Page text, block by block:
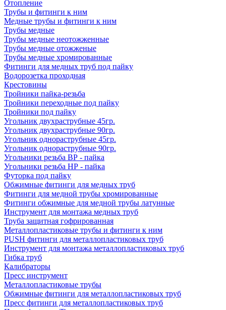
Отопление
Трубы и фитинги к ним
Медные трубы и фитинги к ним
Трубы медные
Трубы медные неотожженные
Трубы медные отожженые
Трубы медные хромированные
Фитинги для медных труб под пайку
Водорозетка проходная
Крестовины
Тройники пайка-резьба
Тройники переходные под пайку
Тройники под пайку
Угольник двухраструбные 45гр.
Угольник двухраструбные 90гр.
Угольник однораструбные 45гр.
Угольник однораструбные 90гр.
Угольники резьба ВР - пайка
Угольники резьба НР - пайка
Футорка под пайку
Обжимные фитинги для медных труб
Фитинги для медной трубы хромированные
Фитинги обжимные для медной трубы латунные
Инструмент для монтажа медных труб
Труба защитная гофрированная
Металлопластиковые трубы и фитинги к ним
PUSH фитинги для металлопластиковых труб
Инструмент для монтажа металлопластиковых труб
Гибка труб
Калибраторы
Пресс инструмент
Металлопластиковые трубы
Обжимные фитинги для металлопластиковых труб
Пресс фитинги для металлопластиковых труб